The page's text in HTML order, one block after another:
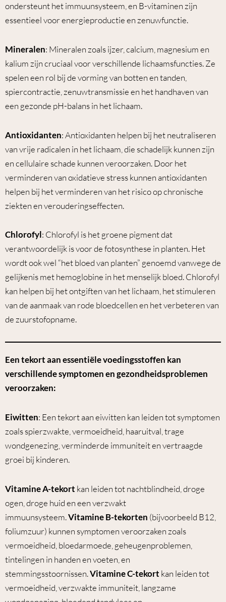
ondersteunt het immuunsysteem, en B-vitaminen zijn
essentieel voor energieproductie en zenuwfunctie.
Mineralen: Mineralen zoals ijzer, calcium, magnesium en
kalium zijn cruciaal voor verschillende lichaamsfuncties. Ze
spelen een rol bij de vorming van botten en tanden,
spiercontractie, zenuwtransmissie en het handhaven van
een gezonde pH-balans in het lichaam.
Antioxidanten: Antioxidanten helpen bij het neutraliseren
van vrije radicalen in het lichaam, die schadelijk kunnen zijn
en cellulaire schade kunnen veroorzaken. Door het
verminderen van oxidatieve stress kunnen antioxidanten
helpen bij het verminderen van het risico op chronische
ziekten en verouderingseffecten.
Chlorofyl: Chlorofyl is het groene pigment dat
verantwoordelijk is voor de fotosynthese in planten. Het
wordt ook wel “het bloed van planten” genoemd vanwege de
gelijkenis met hemoglobine in het menselijk bloed. Chlorofyl
kan helpen bij het ontgiften van het lichaam, het stimuleren
van de aanmaak van rode bloedcellen en het verbeteren van
de zuurstofopname.
Een tekort aan essentiële voedingsstoffen kan
verschillende symptomen en gezondheidsproblemen
veroorzaken:
Eiwitten: Een tekort aan eiwitten kan leiden tot symptomen
zoals spierzwakte, vermoeidheid, haaruitval, trage
wondgenezing, verminderde immuniteit en vertraagde
groei bij kinderen.
Vitamine A-tekort kan leiden tot nachtblindheid, droge
ogen, droge huid en een verzwakt
immuunsysteem.Vitamine B-tekorten (bijvoorbeeld B12,
foliumzuur) kunnen symptomen veroorzaken zoals
vermoeidheid, bloedarmoede, geheugenproblemen,
tintelingen in handen en voeten, en
stemmingsstoornissen.Vitamine C-tekort kan leiden tot
vermoeidheid, verzwakte immuniteit, langzame